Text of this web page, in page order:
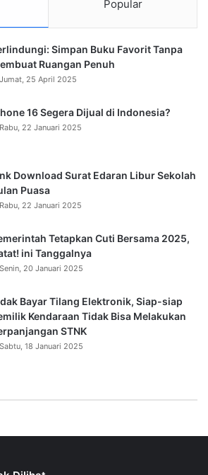
Popular
Simpan Buku Favorit Tanpa
Ruangan Penuh
Jumat, 25 April 2025
16 Segera Dijual di Indonesia?
Rabu, 22 Januari 2025
Download Surat Edaran Libur Sekolah
Puasa
Rabu, 22 Januari 2025
Tetapkan Cuti Bersama 2025,
ini Tanggalnya
Senin, 20 Januari 2025
Bayar Tilang Elektronik, Siap-siap
Kendaraan Tidak Bisa Melakukan
STNK
Sabtu, 18 Januari 2025